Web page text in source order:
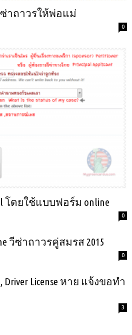
าถาวรให้พ่อแม่
0
โดยใช้แบบฟอร์ม online
0
วีซ่าถาวรคู่สมรส 2015
0
, Driver License หาย แจ้งขอทำ
3